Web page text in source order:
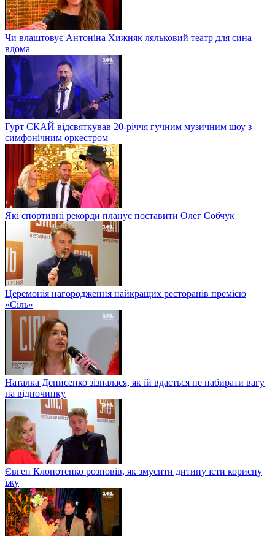
Чи влаштовує Антоніна Хижняк ляльковий театр для сина
вдома
Гурт СКАЙ відсвяткував 20-річчя гучним музичним шоу з
симфонічним оркестром
Які спортивні рекорди планує поставити Олег Собчук
Церемонія нагородження найкращих ресторанів премією
«Сіль»
Наталка Денисенко зізналася, як їй вдається не набирати вагу
на відпочинку
Євген Клопотенко розповів, як змусити дитину їсти корисну
їжу